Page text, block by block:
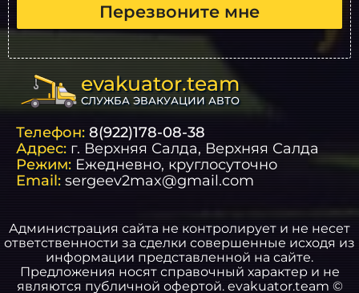
Перезвоните мне
evakuator.team
СЛУЖБА ЭВАКУАЦИИ АВТО
Телефон: 8(922)178-08-38
Адрес: г. Верхняя Салда, Верхняя Салда
Режим: Ежедневно, круглосуточно
Email: sergeev2max@gmail.com
Администрация сайта не контролирует и не несет
ответственности за сделки совершенные исходя из
информации представленной на сайте.
Предложения носят справочный характер и не
являются публичной офертой. evakuator.team ©